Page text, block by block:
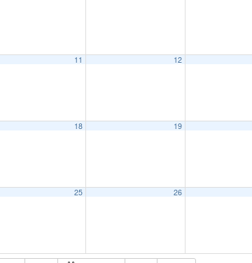
11 12
18 19
25 26